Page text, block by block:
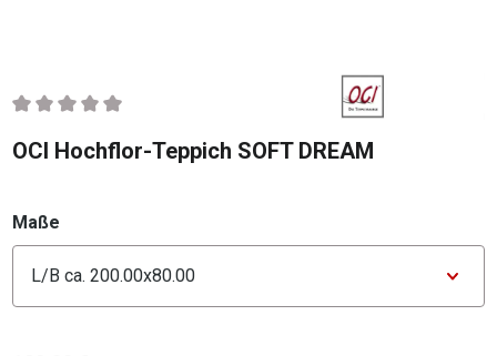
Durchschnittliche Bewertung von 0 von 5 Sternen
OCI Hochflor-Teppich SOFT DREAM
Maße